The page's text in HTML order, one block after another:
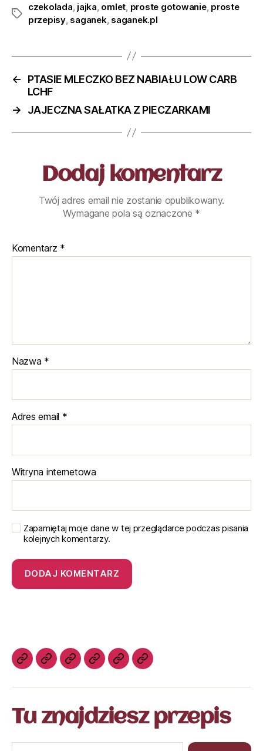
czekolada jajka omlet proste gotowanie, proste
przepisy, saganek saganek.pl
←
PTASIE MLECZKO BEZ NABIAŁU LOW CARB
LCHF
→
JAJECZNA SAŁATKA Z PIECZARKAMI
Dodaj komentarz
Twój adres email nie zostanie opublikowany.
Wymagane pola są oznaczone *
Komentarz *
Nazwa *
Adres email *
Witryna internetowa
Zapamiętaj moje dane w tej przeglądarce podczas pisania
kolejnych komentarzy.
Tu znajdziesz przepis